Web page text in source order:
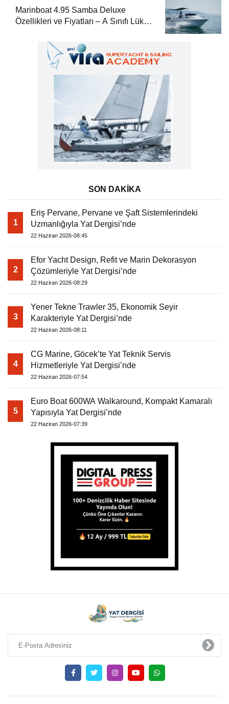
Marinboat 4.95 Samba Deluxe
Özellikleri ve Fiyatları – A Sınıfı Lüks
SON DAKİKA
1
Eriş Pervane, Pervane ve Şaft Sistemlerindeki
Uzmanlığıyla Yat Dergisi’nde
22 Haziran 2026-08:45
2
Efor Yacht Design, Refit ve Marin Dekorasyon
Çözümleriyle Yat Dergisi’nde
22 Haziran 2026-08:29
3
Yener Tekne Trawler 35, Ekonomik Seyir
Karakteriyle Yat Dergisi’nde
22 Haziran 2026-08:11
4
CG Marine, Göcek’te Yat Teknik Servis
Hizmetleriyle Yat Dergisi’nde
22 Haziran 2026-07:54
5
Euro Boat 600WA Walkaround, Kompakt Kamaralı
Yapısıyla Yat Dergisi’nde
22 Haziran 2026-07:39